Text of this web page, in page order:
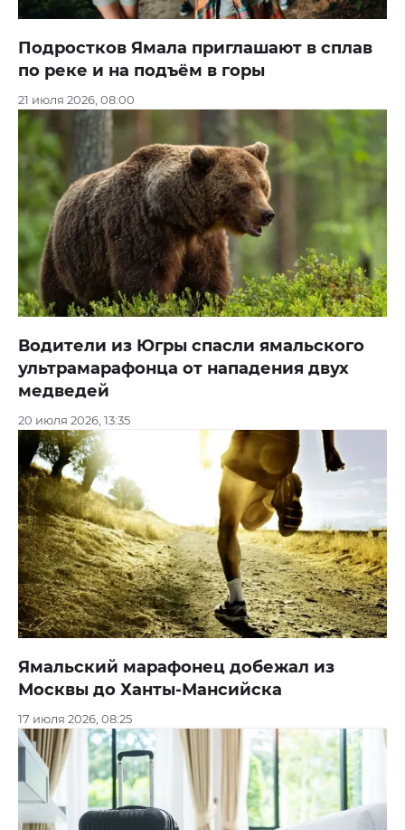
Подростков Ямала приглашают в сплав
по реке и на подъём в горы
21 июля 2026, 08:00
Водители из Югры спасли ямальского
ультрамарафонца от нападения двух
медведей
20 июля 2026, 13:35
Ямальский марафонец добежал из
Москвы до Ханты-Мансийска
17 июля 2026, 08:25